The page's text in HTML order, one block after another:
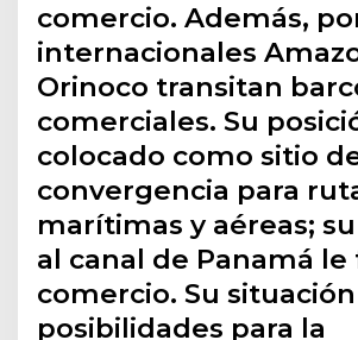
comercio. Además,
internacionales
Orinoco transitan
comerciales. Su
colocado como sitio
convergencia para
marítimas y aéreas;
al canal de Panamá
comercio. Su
posibilidades para la